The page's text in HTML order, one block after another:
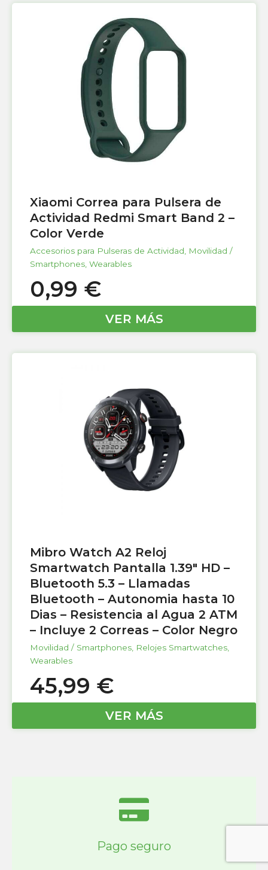
Xiaomi Correa para Pulsera de
Actividad Redmi Smart Band 2 –
Color Verde
Accesorios para Pulseras de Actividad
Movilidad /
Smartphones Wearables
0,99 €
VER MÁS
Mibro Watch A2 Reloj
Smartwatch Pantalla 1.39″ HD –
Bluetooth 5.3 – Llamadas
Bluetooth – Autonomia hasta 10
Dias – Resistencia al Agua 2 ATM
– Incluye 2 Correas – Color Negro
Movilidad / Smartphones Relojes Smartwatches
Wearables
45,99 €
VER MÁS
Pago seguro